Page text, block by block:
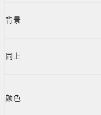
背景
同上
颜色